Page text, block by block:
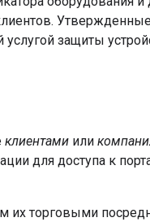
клиентов.
услугой защиты
клиентами или
для доступа к
их торговыми